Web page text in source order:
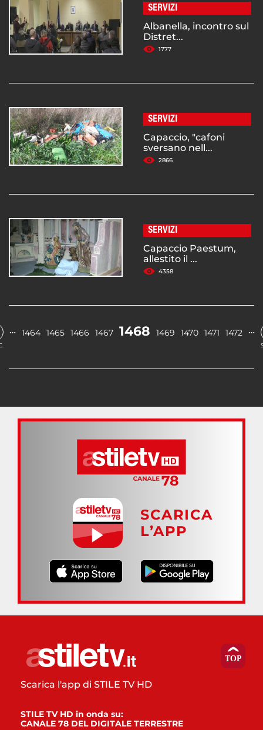
SERVIZI
Albanella, incontro sul
Distret...
1777
SERVIZI
Capaccio, "cafoni
sversano nell...
2866
SERVIZI
Capaccio Paestum,
allestito il ...
4358
… 1464 1465 1466 1467 1468 1469 1470 1471 1472 …
SCARICA
L’APP
Scarica l'app di STILE TV HD
STILE TV HD in onda su:
CANALE 78 DEL DIGITALE TERRESTRE